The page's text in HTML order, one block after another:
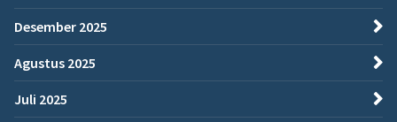
Desember 2025
Agustus 2025
Juli 2025